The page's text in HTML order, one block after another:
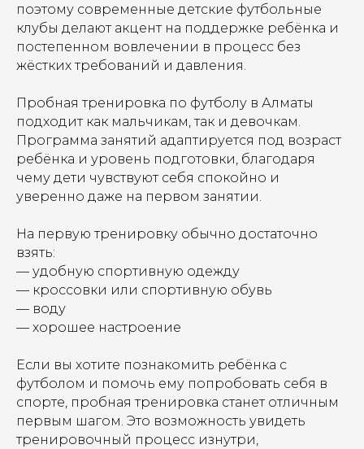
поэтому современные детские футбольные
клубы делают акцент на поддержке ребёнка и
постепенном вовлечении в процесс без
жёстких требований и давления.
Пробная тренировка по футболу в Алматы
подходит как мальчикам, так и девочкам.
Программа занятий адаптируется под возраст
ребёнка и уровень подготовки, благодаря
чему дети чувствуют себя спокойно и
уверенно даже на первом занятии.
На первую тренировку обычно достаточно
взять:
— удобную спортивную одежду
— кроссовки или спортивную обувь
— воду
— хорошее настроение
Если вы хотите познакомить ребёнка с
футболом и помочь ему попробовать себя в
спорте, пробная тренировка станет отличным
первым шагом. Это возможность увидеть
тренировочный процесс изнутри,